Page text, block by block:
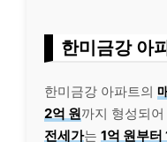
한미금강 아
한미금강 아파트의
2억 원까지 형성되
전세가는 1억 원부터